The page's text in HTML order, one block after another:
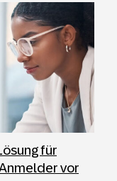
für
vor